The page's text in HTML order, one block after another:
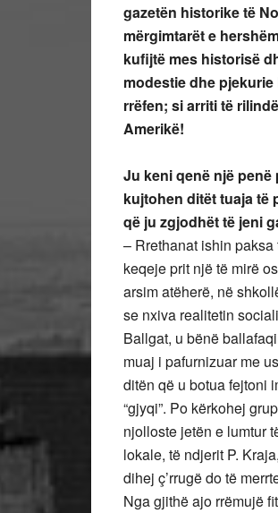
gazetën historike të
mërgimtarët e
kufijtë mes historisë
modestie dhe
rrëfen; si arriti të
Amerikë!
Ju keni qenë një
kujtohen ditët tuaja të
që ju zgjodhët të jeni
– Rrethanat ishin
keqeje prit një të mirë
arsim atëherë, në
se nxiva realitetin
Ballgat, u bënë
muaj i pafurnizuar me
ditën që u botua fejtoni
“gjyqi”. Po kërkohej
njolloste jetën e lumtur
lokale, të ndjerit P.
dihej ç’rrugë do të
Nga gjithë ajo rrëmujë